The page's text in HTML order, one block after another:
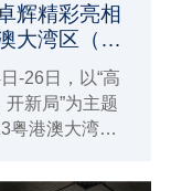
辉精彩亮相
大湾区（广
道交通展览
-26日，以“高
开新局”为主题
粤港澳大湾区
州·中国进出口